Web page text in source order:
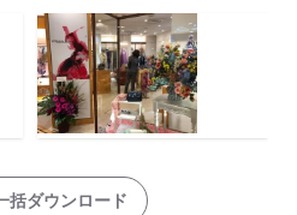
括ダウンロード